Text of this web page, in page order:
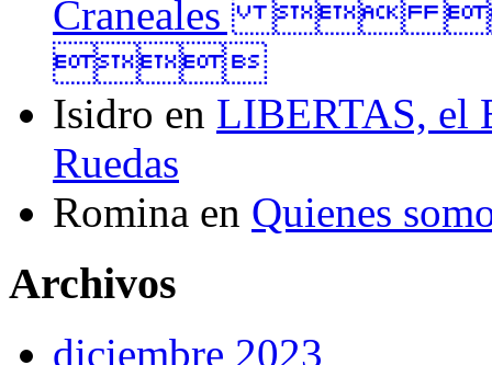
Craneales 

Isidro en LIBERTAS, el
Ruedas
Romina en Quienes
Archivos
diciembre 2023